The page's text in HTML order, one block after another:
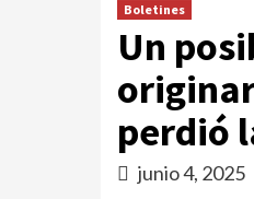
Boletines
Un
perdió
junio 4, 2025